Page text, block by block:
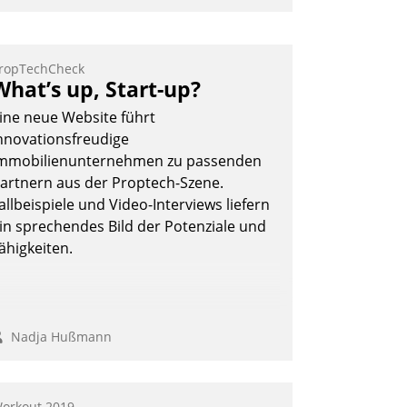
kurzweilige Einblicke in
Cloud-Strategien und -
mit hohem Zukunftspotenzial.
Andreas Lerchner
up, Start-up?
neue Website führt
zu passenden
aus der Proptech-Szene.
und Video-Interviews liefern
sprechendes Bild der Potenziale und
Nadja Hußmann